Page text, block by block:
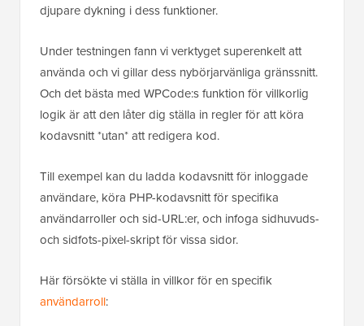
djupare dykning i dess funktioner.
Under testningen fann vi verktyget superenkelt att
använda och vi gillar dess nybörjarvänliga gränssnitt.
Och det bästa med WPCode:s funktion för villkorlig
logik är att den låter dig ställa in regler för att köra
kodavsnitt *utan* att redigera kod.
Till exempel kan du ladda kodavsnitt för inloggade
användare, köra PHP-kodavsnitt för specifika
användarroller och sid-URL:er, och infoga sidhuvuds-
och sidfots-pixel-skript för vissa sidor.
Här försökte vi ställa in villkor för en specifik
användarroll: